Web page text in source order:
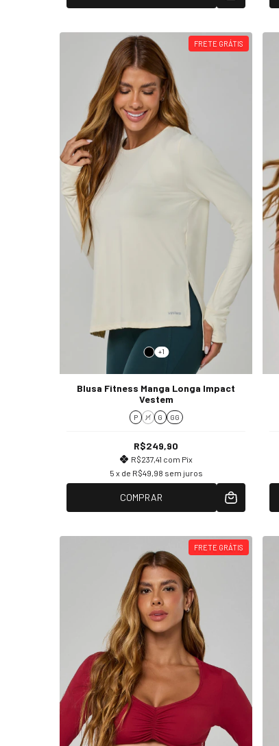
FRETE GRÁTIS
+1
Blusa Fitness Manga Longa Impact
Vestem
P M G GG
R$249,90
R$237,41 com Pix
5 x de R$49,98 sem juros
COMPRAR
FRETE GRÁTIS